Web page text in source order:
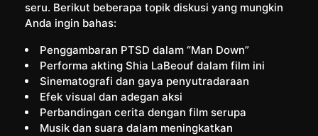
seru. Berikut beberapa topik diskusi yang mungkin
Anda ingin bahas:
Penggambaran PTSD dalam “Man Down”
Performa akting Shia LaBeouf dalam film ini
Sinematografi dan gaya penyutradaraan
Efek visual dan adegan aksi
Perbandingan cerita dengan film serupa
Musik dan suara dalam meningkatkan